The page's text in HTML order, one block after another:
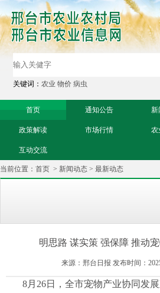
关键词：农业 物价 病虫
首页 通知公告 新
政策解读 市场行情 农
互动交流
当前位置： 首页 > 新闻动态 > 最新动态
明思路 谋实策 强保障 推动
来源：邢台日报 发布时间：
8月26日，全市宠物产业协同发